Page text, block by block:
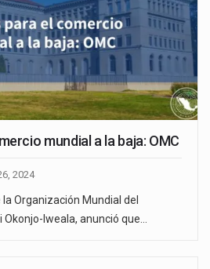
mundial a la baja: OMC
2024
Organización Mundial del
Okonjo-Iweala, anunció que…